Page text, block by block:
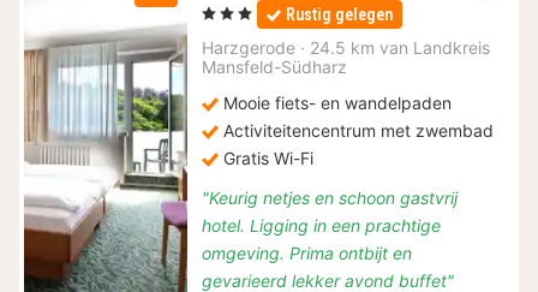
€
, 3 Sterren Rustig gelegen
Harzgerode · 24.5 km van Landkreis
Mansfeld-Südharz
Mooie fiets- en wandelpaden
Activiteitencentrum met zwembad
Gratis Wi-Fi
"Keurig netjes en schoon gastvrij
hotel. Ligging in een prachtige
omgeving. Prima ontbijt en
gevarieerd lekker avond buffet"